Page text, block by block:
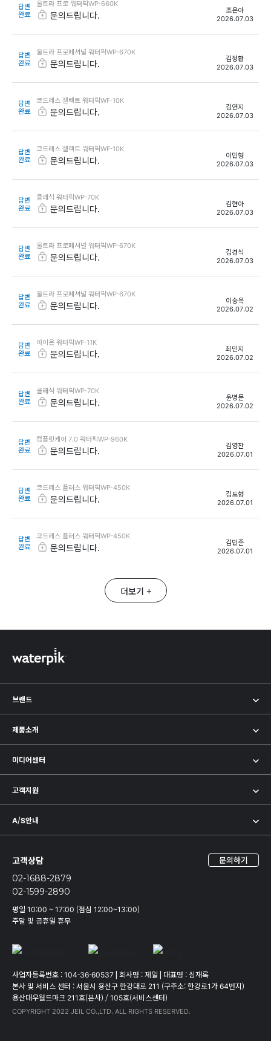
답변
완료
울트라 프로 워터픽WP-660K
문의드립니다.
조은아
2026.07.03
답변
완료
울트라 프로페셔널 워터픽WP-670K
문의드립니다.
김정환
2026.07.03
답변
완료
코드레스 셀렉트 워터픽WF-10K
문의드립니다.
김연지
2026.07.03
답변
완료
코드레스 셀렉트 워터픽WF-10K
문의드립니다.
이민형
2026.07.03
답변
완료
클래식 워터픽WP-70K
문의드립니다.
김현아
2026.07.03
답변
완료
울트라 프로페셔널 워터픽WP-670K
문의드립니다.
김경식
2026.07.03
답변
완료
울트라 프로페셔널 워터픽WP-670K
문의드립니다.
이승옥
2026.07.02
답변
완료
아이온 워터픽WF-11K
문의드립니다.
최민지
2026.07.02
답변
완료
클래식 워터픽WP-70K
문의드립니다.
윤병문
2026.07.02
답변
완료
컴플릿케어 7.0 워터픽WP-960K
문의드립니다.
김영찬
2026.07.01
답변
완료
코드레스 플러스 워터픽WP-450K
문의드립니다.
김도형
2026.07.01
답변
완료
코드레스 플러스 워터픽WP-450K
문의드립니다.
김민준
2026.07.01
더보기 +
브랜드
제품소개
미디어센터
고객지원
A/S안내
고객상담
02-1688-2879
02-1599-2890
평일 10:00 ~ 17:00 (점심 12:00~13:00)
주말 및 공휴일 휴무
문의하기
사업자등록번호 : 104-36-60537| 회사명 : 제일 | 대표명 : 심재록
본사 및 서비스 센터 : 서울시 용산구 한강대로 211 (구주소: 한강로1가 64번지)
용산대우월드마크 211호(본사) / 105호(서비스센터)
COPYRIGHT 2022 JEIL CO.,LTD. ALL RIGHTS RESERVED.